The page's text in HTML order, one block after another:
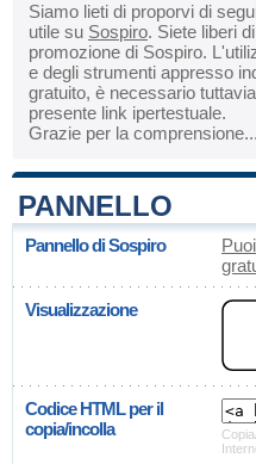
Siamo lieti di proporvi di
utile su Sospiro. Siete liberi
promozione di Sospiro.
e degli strumenti appresso
gratuito, è necessario
presente link ipertestuale.
Grazie per la comprensione...
PANNELLO
Pannello di Sospiro
Visualizzazione
Codice HTML per il
copia/incolla